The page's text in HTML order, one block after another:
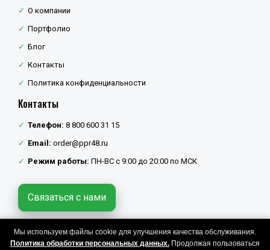
О компании
Портфолио
Блог
Контакты
Политика конфиденциальности
Контакты
Телефон: 8 800 600 31 15
Email: order@ppr48.ru
Режим работы: ПН-ВС с 9:00 до 20:00 по МСК
Связаться с нами
Политика конфиденциальности
Мы используем файлы cookie для улучшения качества обслуживания.
Политика обработки персональных данных. Продолжая пользоваться